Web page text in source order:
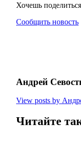
Хочешь
Сообщить новость
Андрей
View posts by
Читайте